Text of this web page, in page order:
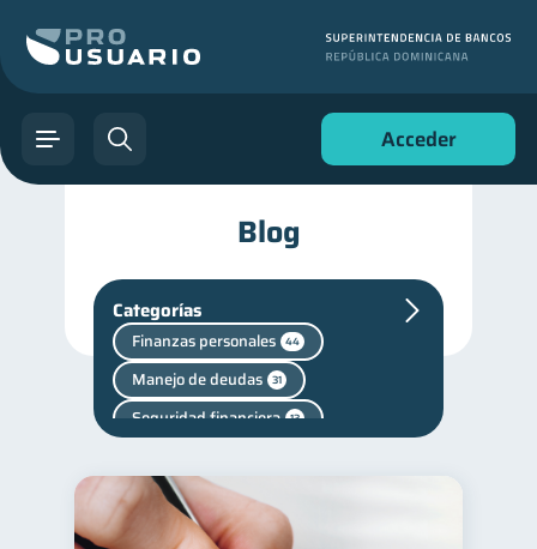
Acceder
Blog
Categorías
Finanzas personales 44
Manejo de deudas 31
Seguridad financiera 13
Entidad financiera
Consejos 6 Vacaciones